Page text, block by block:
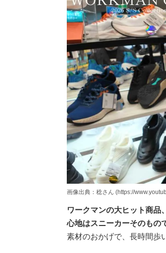
画像出典：稔さん (https://
ワークマンの大ヒット商品
心地はスニーカーそのもの
素材のおかげで、長時間歩